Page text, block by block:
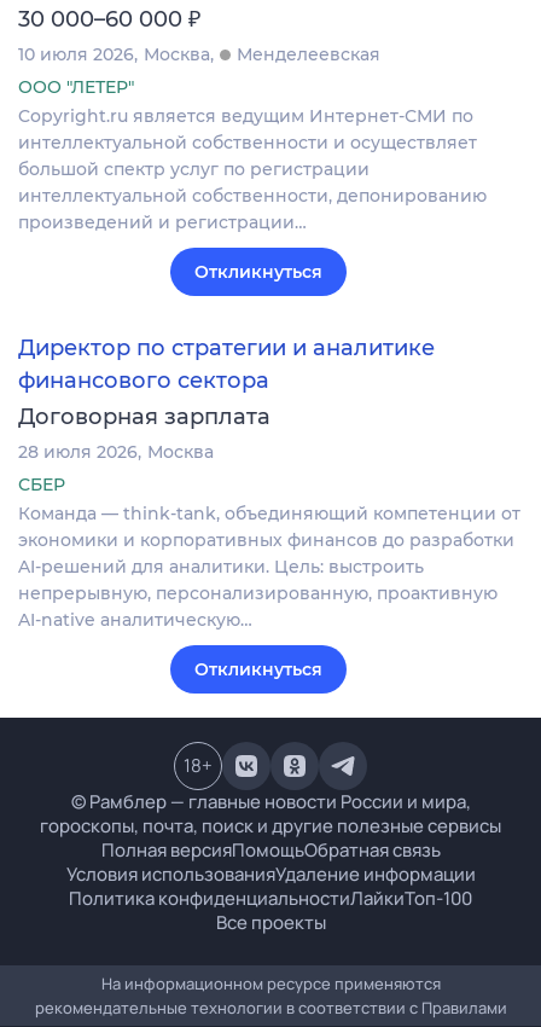
30 000–60 000 ₽
10 июля 2026 Москва
Менделеевская
ООО "ЛЕТЕР"
Copyright.ru является ведущим Интернет-СМИ по
интеллектуальной собственности и осуществляет
большой спектр услуг по регистрации
интеллектуальной собственности, депонированию
произведений и регистрации…
Откликнуться
Директор по стратегии и аналитике
финансового сектора
Договорная зарплата
28 июля 2026 Москва
СБЕР
Команда — think-tank, объединяющий компетенции от
экономики и корпоративных финансов до разработки
AI-решений для аналитики. Цель: выстроить
непрерывную, персонализированную, проактивную
AI-native аналитическую…
Откликнуться
© Рамблер — главные новости России и мира,
гороскопы, почта, поиск и другие полезные сервисы
Полная версияПомощьОбратная связь
Условия использованияУдаление информации
Политика конфиденциальностиЛайкиТоп-100
Все проекты
18+
На информационном ресурсе применяются
рекомендательные технологии в соответствии с Правилами